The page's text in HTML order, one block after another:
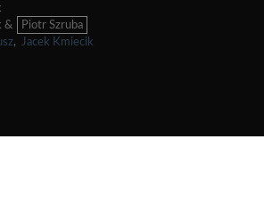
&
Piotr Szruba
, Jacek Kmiecik